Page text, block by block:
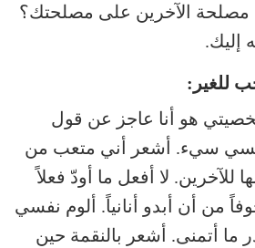
مصلحة الآخرين على مصلحتك؟
إليك.
للغير:
هو أنا عاجز عن قول
سيء. أشعر أني متعب من
للآخرين. لا أفعل ما أودّ فعلاً
من أن أبدو أنانياً. ألوم نفسي
ما أتمنى. أشعر بالنقمة حين